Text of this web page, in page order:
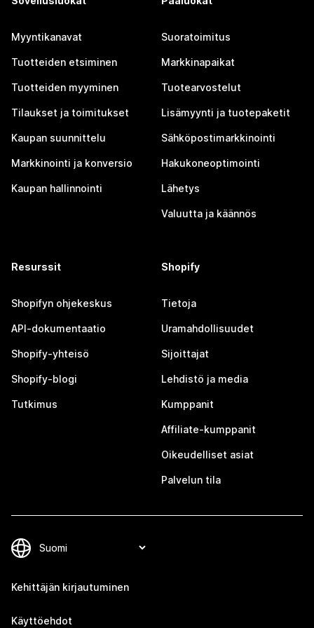
Myyntikanavat
Tuotteiden etsiminen
Tuotteiden myyminen
Tilaukset ja toimitukset
Kaupan suunnittelu
Markkinointi ja konversio
Kaupan hallinnointi
Suoratoimitus
Markkinapaikat
Tuotearvostelut
Lisämyynti ja tuotepaketit
Sähköpostimarkkinointi
Hakukoneoptimointi
Lähetys
Valuutta ja käännös
Resurssit
Shopifyn ohjekeskus
API-dokumentaatio
Shopify-yhteisö
Shopify-blogi
Tutkimus
Shopify
Tietoja
Uramahdollisuudet
Sijoittajat
Lehdistö ja media
Kumppanit
Affiliate-kumppanit
Oikeudelliset asiat
Palvelun tila
Kehittäjän kirjautuminen
Käyttöehdot